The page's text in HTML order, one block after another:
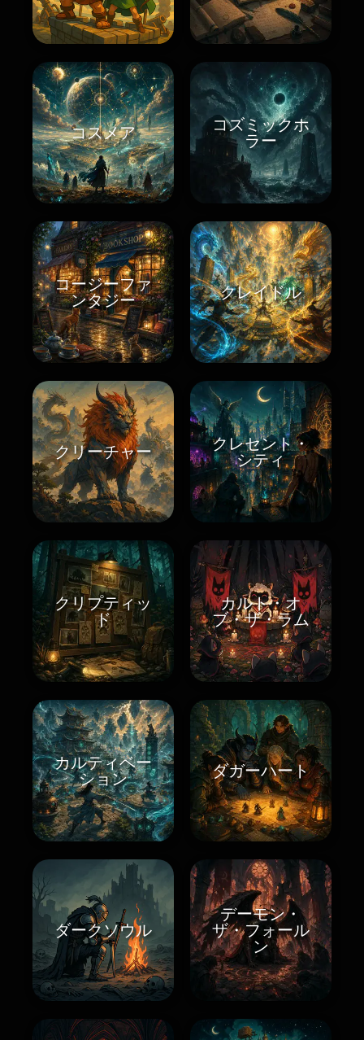
コスメア
コズミックホ
ラー
コージーファ
ンタジー
クレイドル
クリーチャー
クレセント・
シティ
クリプティッ
ド
カルト・オ
ブ・ザ・ラム
カルティベー
ション
ダガーハート
ダークソウル
デーモン・
ザ・フォール
ン